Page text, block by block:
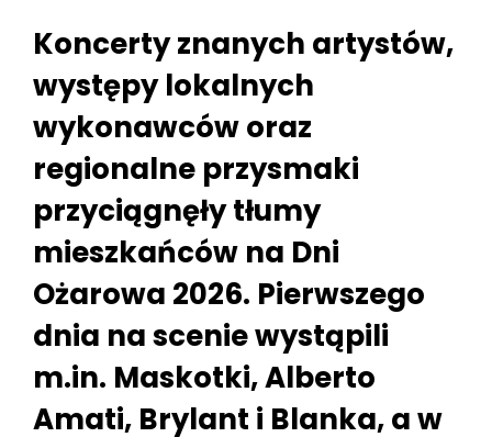
Koncerty znanych artystów,
występy lokalnych
wykonawców oraz
regionalne przysmaki
przyciągnęły tłumy
mieszkańców na Dni
Ożarowa 2026. Pierwszego
dnia na scenie wystąpili
m.in. Maskotki, Alberto
Amati, Brylant i Blanka, a w